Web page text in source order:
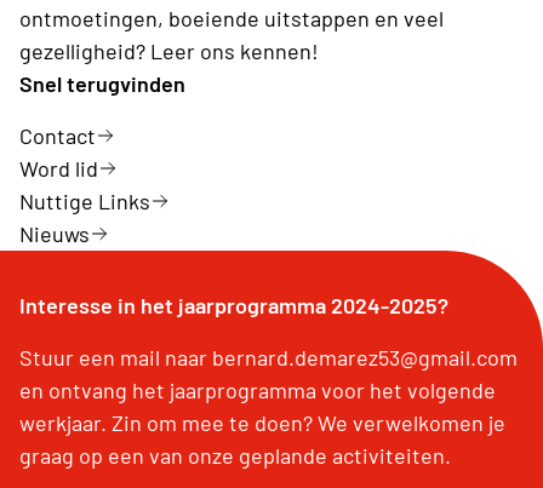
ontmoetingen, boeiende uitstappen en veel
gezelligheid? Leer ons kennen!
Snel terugvinden
Contact
Word lid
Nuttige Links
Nieuws
Interesse in het jaarprogramma 2024-2025?
Stuur een mail naar bernard.demarez53@gmail.com
en ontvang het jaarprogramma voor het volgende
werkjaar. Zin om mee te doen? We verwelkomen je
graag op een van onze geplande activiteiten.